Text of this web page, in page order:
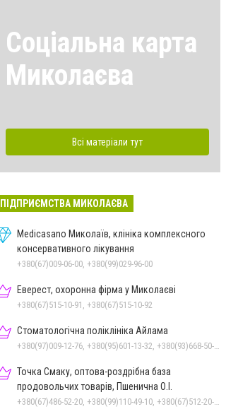
Соціальна карта
Миколаєва
Всі матеріали тут
ПІДПРИЄМСТВА МИКОЛАЄВА
Medicasano Миколаїв, клініка комплексного
консервативного лікування
+380(67)009-06-00, +380(99)029-96-00
Еверест, охоронна фірма у Миколаєві
+380(67)515-10-91, +380(67)515-10-92
Стоматологічна поліклініка Айлама
Точка Смаку, оптова-роздрібна база
продовольчих товарів, Пшенична О.І.